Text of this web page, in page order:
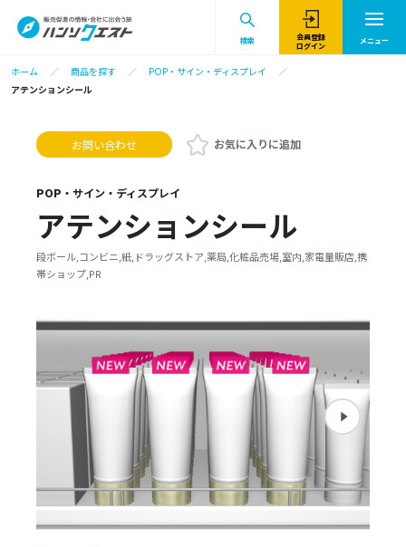
検索
会員登録
ログイン
メニュー
ホーム 商品を探す
POP・サイン・ディスプレイ
アテンションシール
お問い合わせ お気に入りに追加
POP・サイン・ディスプレイ
アテンションシール
段ボール,コンビニ,紙,ドラッグストア,薬局,化粧品売場,室内,家電量販店,携
帯ショップ,PR